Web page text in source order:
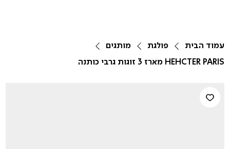
עמוד הבית פולגת
מותגים
HEHCTER PARIS מארז 3 זוגות גרבי כותנה